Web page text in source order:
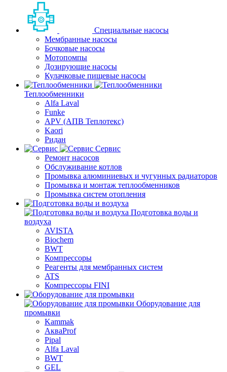
Специальные насосы
Мембранные насосы
Бочковые насосы
Мотопомпы
Дозирующие насосы
Кулачковые пищевые насосы
Теплообменники
Alfa Laval
Funke
APV (АПВ Теплотекс)
Kaori
Ридан
Сервис
Ремонт насосов
Обслуживание котлов
Промывка алюминиевых и чугунных радиаторов
Промывка и монтаж теплообменников
Промывка систем отопления
Подготовка воды и
воздуха
AVISTA
Biochem
BWT
Компрессоры
Реагенты для мембранных систем
ATS
Компрессоры FINI
Оборудование для
промывки
Kammak
АкваProf
Pipal
Alfa Laval
BWT
GEL